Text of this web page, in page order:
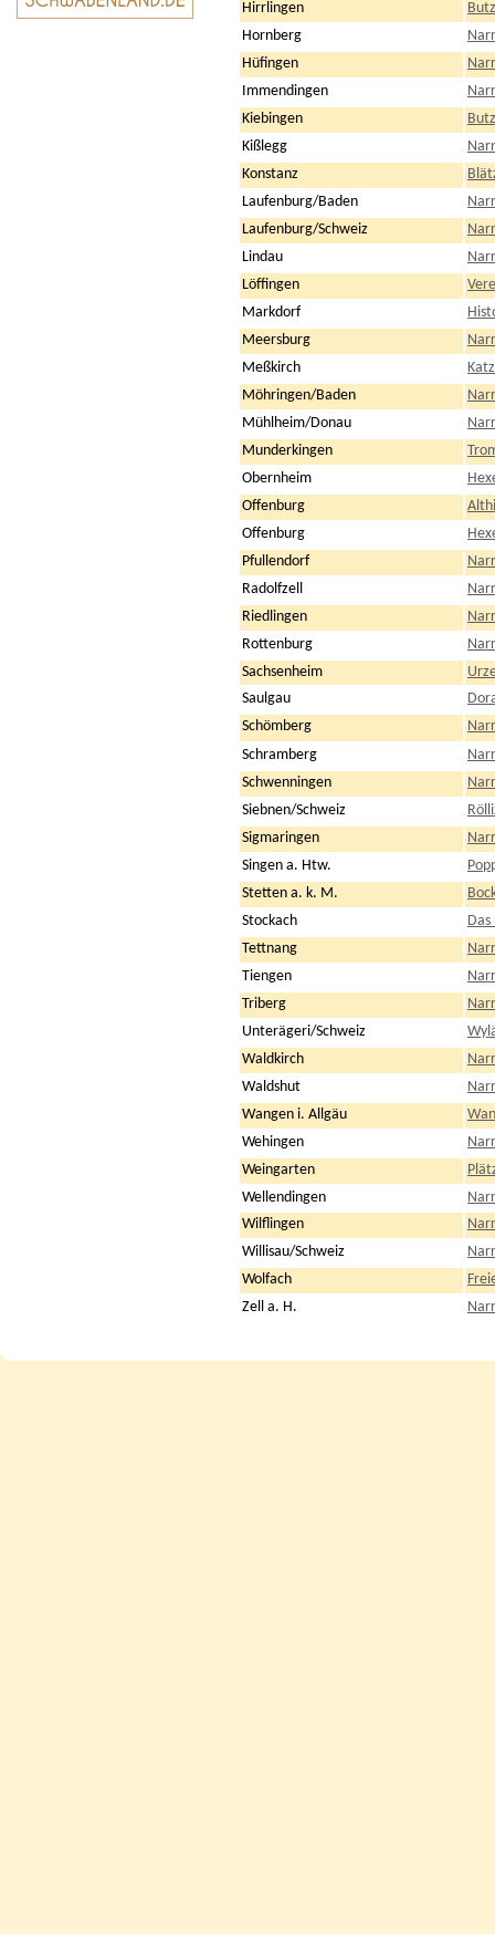
Hirrlingen
Hornberg
Hüfingen
Immendingen
Kiebingen
Kißlegg
Konstanz
Laufenburg/Baden
Laufenburg/Schweiz
Lindau
Löffingen
Markdorf
Meersburg
Meßkirch
Möhringen/Baden
Mühlheim/Donau
Munderkingen
Obernheim
Offenburg
Offenburg
Pfullendorf
Radolfzell
Riedlingen
Rottenburg
Sachsenheim
Saulgau
Schömberg
Schramberg
Schwenningen
Siebnen/Schweiz
Sigmaringen
Singen a. Htw.
Stetten a. k. M.
Stockach
Tettnang
Tiengen
Triberg
Unterägeri/Schweiz
Waldkirch
Waldshut
Wangen i. Allgäu
Wehingen
Weingarten
Wellendingen
Wilflingen
Willisau/Schweiz
Wolfach
Zell a. H.